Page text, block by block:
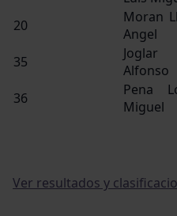
20
Moran
Angel
35
Joglar
Alfonso
36
Pena
Miguel
Ver resultados y